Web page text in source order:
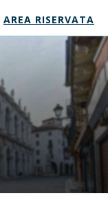
AREA RISERVATA